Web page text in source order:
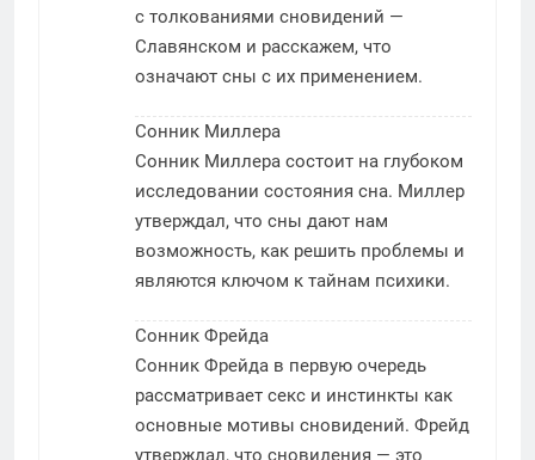
с толкованиями сновидений —
Славянском и расскажем, что
означают сны с их применением.
Сонник Миллера
Сонник Миллера состоит на глубоком
исследовании состояния сна. Миллер
утверждал, что сны дают нам
возможность, как решить проблемы и
являются ключом к тайнам психики.
Сонник Фрейда
Сонник Фрейда в первую очередь
рассматривает секс и инстинкты как
основные мотивы сновидений. Фрейд
утверждал, что сновидения — это